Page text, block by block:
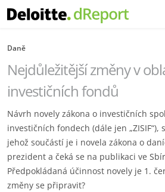
Daně
Nejdůležitější změny v
investičních fondů
Návrh novely zákona o investičních
investičních fondech (dále jen „ZISIF“),
jehož součástí je i novela zákona o
prezident a čeká se na publikaci ve
Předpokládaná účinnost novely je 1.
změny se připravit?